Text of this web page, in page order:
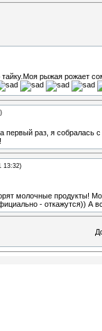
рыжая рожает
первый раз, я собралась
13:32)
молочные продукты!
- откажутся)) А